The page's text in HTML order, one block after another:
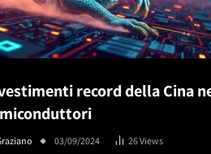
record della Cina
03/09/2024 26Views